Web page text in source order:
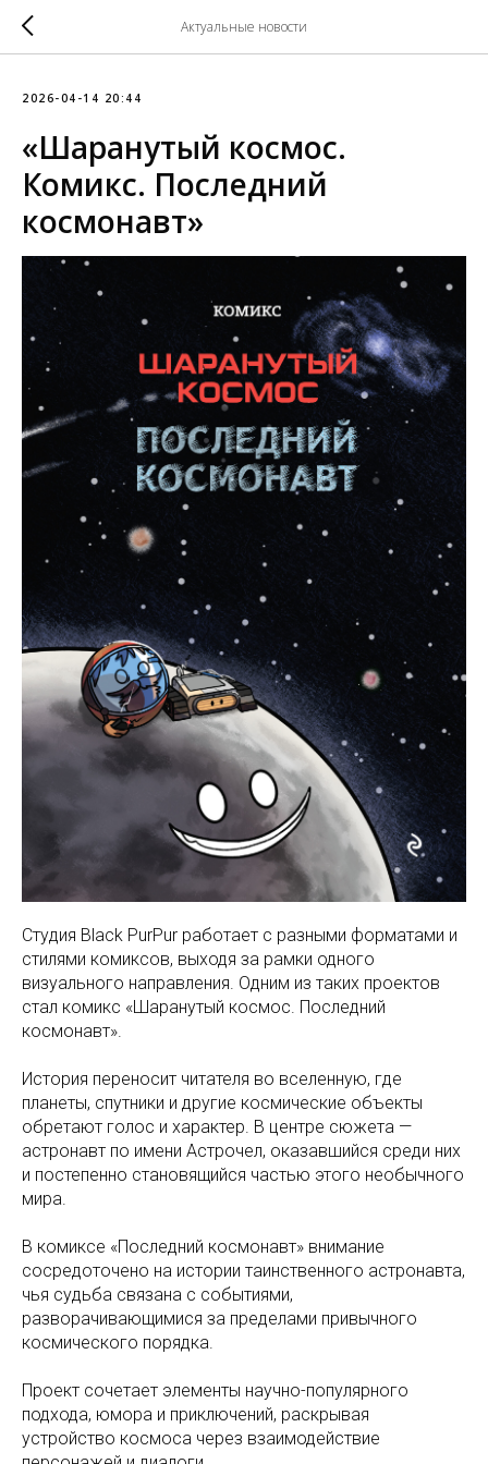
Актуальные новости
2026-04-14 20:44
«Шаранутый космос.
Комикс. Последний
космонавт»
Студия Black PurPur работает с разными форматами и
стилями комиксов, выходя за рамки одного
визуального направления. Одним из таких проектов
стал комикс «Шаранутый космос. Последний
космонавт».
История переносит читателя во вселенную, где
планеты, спутники и другие космические объекты
обретают голос и характер. В центре сюжета —
астронавт по имени Астрочел, оказавшийся среди них
и постепенно становящийся частью этого необычного
мира.
В комиксе «Последний космонавт» внимание
сосредоточено на истории таинственного астронавта,
чья судьба связана с событиями,
разворачивающимися за пределами привычного
космического порядка.
Проект сочетает элементы научно-популярного
подхода, юмора и приключений, раскрывая
устройство космоса через взаимодействие